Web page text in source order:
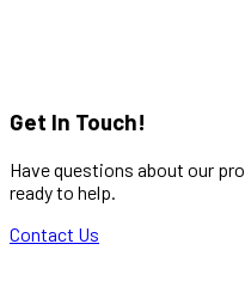
Get In Touch!
Have questions about our
ready to help.
Contact Us